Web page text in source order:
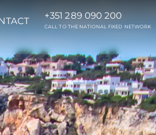
+351 289 090 200
CALL TO THE NATIONAL FIXED NETWORK